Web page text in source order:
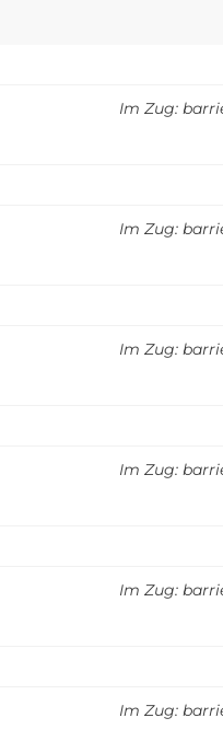
Im Zug:
Im Zug:
Im Zug:
Im Zug:
Im Zug:
Im Zug: